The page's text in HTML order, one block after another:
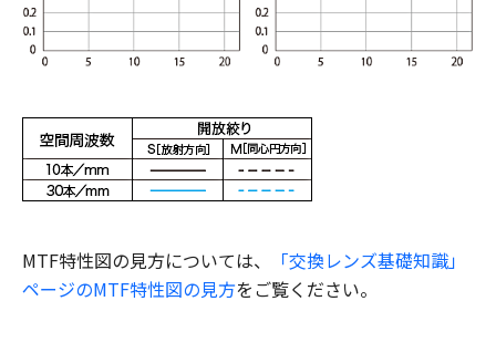
MTF特性図の見方については、
「交換レンズ基礎知識」
ページのMTF特性図の見方をご覧ください。